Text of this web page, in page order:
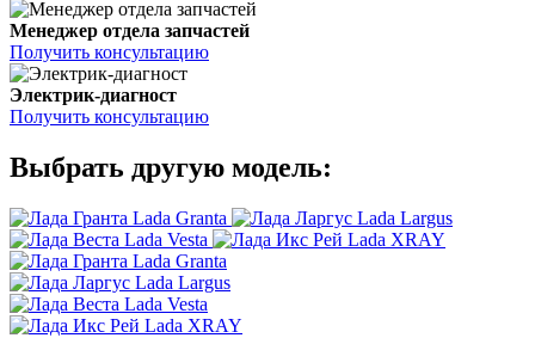
Менеджер отдела запчастей
Получить консультацию
Электрик-диагност
Получить консультацию
Выбрать другую модель:
Lada Granta
Lada Largus
Lada Vesta
Lada XRAY
Lada Granta
Lada Largus
Lada Vesta
Lada XRAY